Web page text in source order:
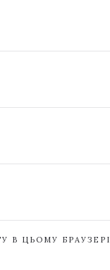
В ЦЬОМУ